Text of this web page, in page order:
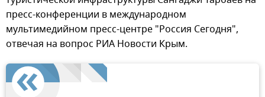
пресс-конференции в международном
мультимедийном пресс-центре "Россия Сегодня",
отвечая на вопрос РИА Новости Крым.